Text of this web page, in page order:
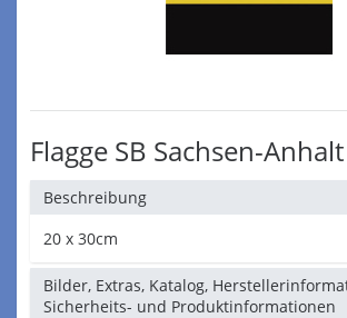
Flagge SB Sachsen-
Beschreibung
20 x 30cm
Bilder, Extras, Katalog,
Sicherheits- und Produktinformationen